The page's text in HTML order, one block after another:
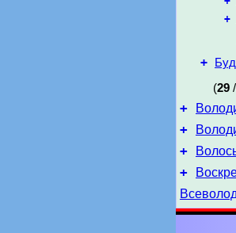
+
+
(29
+
+
+
+